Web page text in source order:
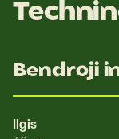
Bendroji
Ilgis